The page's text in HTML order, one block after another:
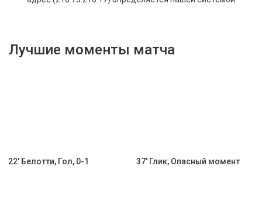
Лучшие моменты матча
22' Белотти, Гол, 0-1 37' Глик, Опасный момент